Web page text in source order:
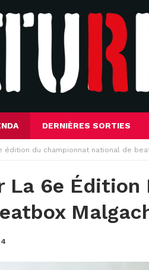
DERNIÈRES SORTIES
édition du championnat national de
La 6e Édition